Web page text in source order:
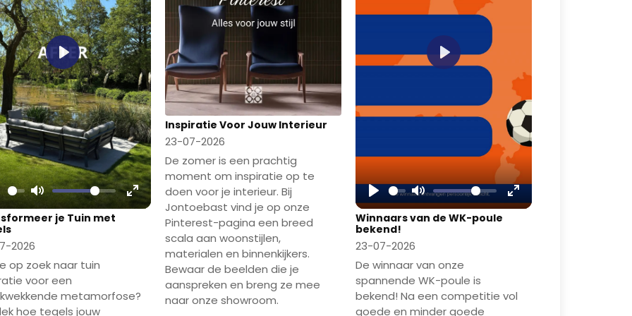
Mute
Enter
fullscreen
Play
je Tuin met
2026
op zoek naar tuin
voor een
metamorfose?
hoe tegels jouw
Inspiratie Voor Jouw Interieur
23-07-2026
De zomer is een prachtig
moment om inspiratie op te
doen voor je interieur. Bij
Jontoebast vind je op onze
Pinterest-pagina een breed
scala aan woonstijlen,
materialen en binnenkijkers.
Bewaar de beelden die je
aanspreken en breng ze mee
naar onze showroom.
Play Mute
Enter
Play
Winnaars van de WK-poule
bekend!
23-07-2026
De winnaar van onze
spannende WK-poule is
bekend! Na een competitie vol
goede en minder goede